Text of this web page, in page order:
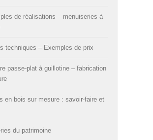
de réalisations – menuiseries à
techniques – Exemples de prix
passe-plat à guillotine – fabrication
en bois sur mesure : savoir-faire et
du patrimoine